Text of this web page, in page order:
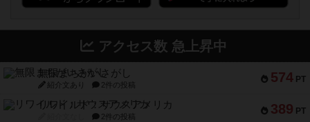
アクセス数 急上昇中
574 PT
無限まちがいさがし
紹介文あり 2件の投稿
389 PT
リワイルド：サウスアメリカ
2件の投稿